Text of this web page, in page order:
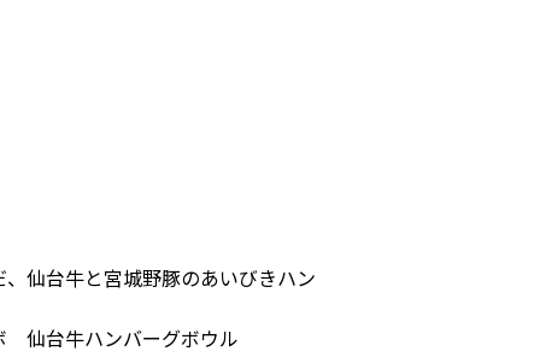
仙台牛と宮城野豚のあいびきハン
仙台牛ハンバーグボウル